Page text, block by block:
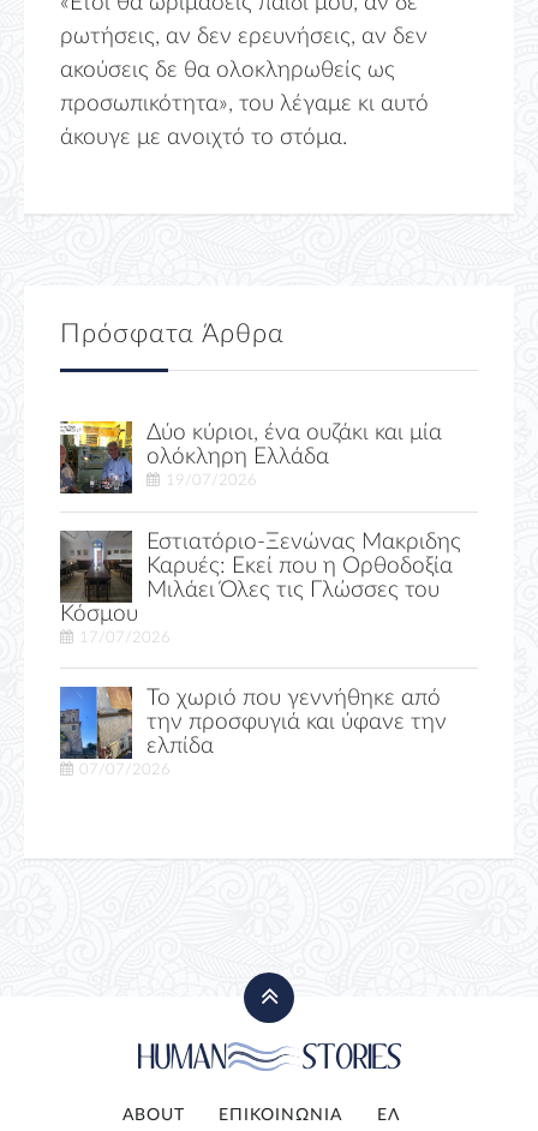
ρωτήσεις, αν δεν ερευνήσεις, αν δεν
ακούσεις δε θα ολοκληρωθείς ως
προσωπικότητα», του λέγαμε κι αυτό
άκουγε με ανοιχτό το στόμα.
Πρόσφατα Άρθρα
Δύο κύριοι, ένα ουζάκι και μία
ολόκληρη Ελλάδα
19/07/2026
Εστιατόριο-Ξενώνας Μακριδης
Καρυές: Εκεί που η Ορθοδοξία
Μιλάει Όλες τις Γλώσσες του
Κόσμου
17/07/2026
Το χωριό που γεννήθηκε από
την προσφυγιά και ύφανε την
ελπίδα
07/07/2026
ABOUT ΕΠΙΚΟΙΝΩΝΙΑ ΕΛ